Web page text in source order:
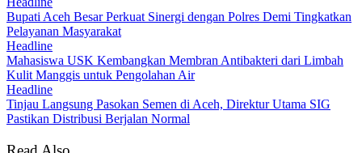
Bupati Aceh Besar Perkuat Sinergi dengan Polres Demi Tingkatkan
Pelayanan Masyarakat
Headline
Mahasiswa USK Kembangkan Membran Antibakteri dari Limbah
Kulit Manggis untuk Pengolahan Air
Headline
Tinjau Langsung Pasokan Semen di Aceh, Direktur Utama SIG
Pastikan Distribusi Berjalan Normal